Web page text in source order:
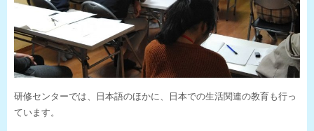
研修センターでは、日本語のほかに、日本での生活関連の教育も行っ
ています。